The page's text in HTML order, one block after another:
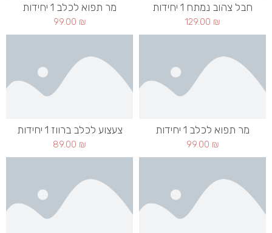
חבל צהוב נמתח 1 יחידות
129.00 ₪
מר תפוא לכלב 1 יחידות
99.00 ₪
מר תפוא לכלב 1 יחידות
99.00 ₪
צעצוע לכלב ברווז 1 יחידות
89.00 ₪